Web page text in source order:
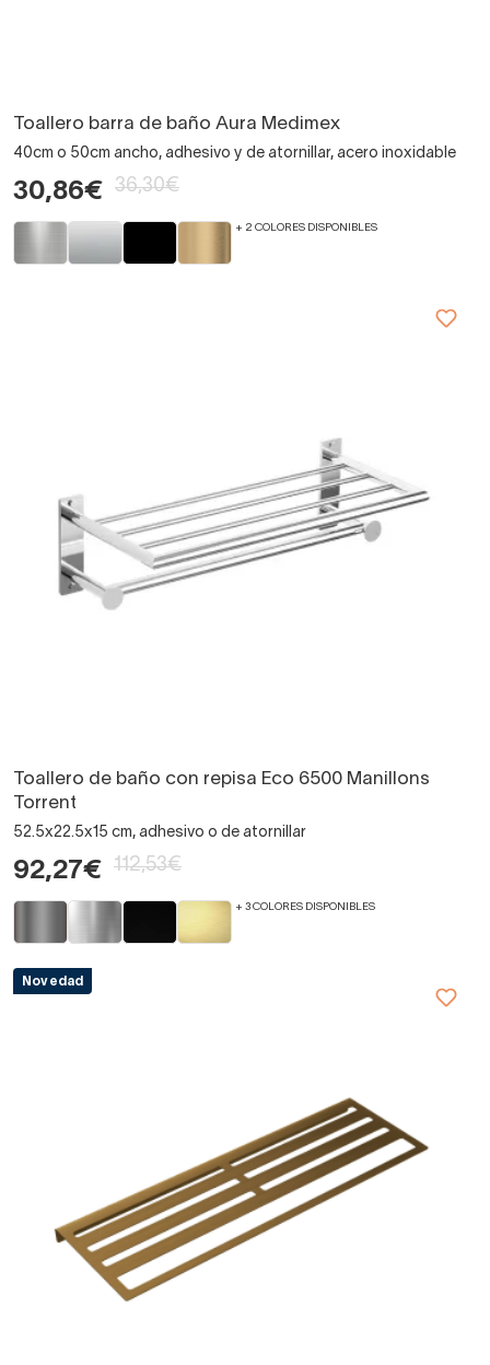
Toallero barra de baño Aura Medimex
40cm o 50cm ancho, adhesivo y de atornillar, acero inoxidable
30,86€ 36,30€
+ 2 COLORES DISPONIBLES
Toallero de baño con repisa Eco 6500 Manillons
Torrent
52.5x22.5x15 cm, adhesivo o de atornillar
92,27€ 112,53€
+ 3 COLORES DISPONIBLES
Novedad